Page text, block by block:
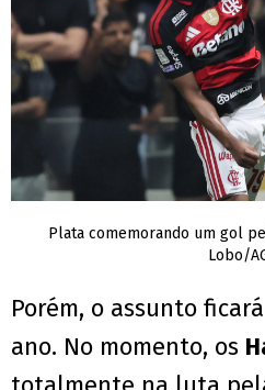
Plata comemorando um gol
Lobo/
Porém, o assunto
ano. No momento, os